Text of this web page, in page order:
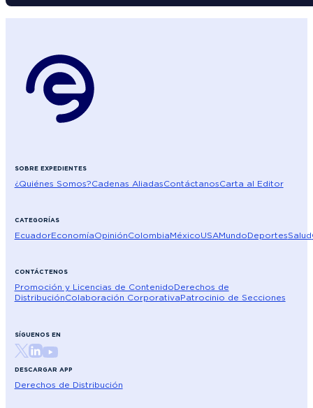
SOBRE EXPEDIENTES
¿Quiénes Somos?Cadenas AliadasContáctanosCarta al Editor
CATEGORÍAS
EcuadorEconomíaOpiniónColombiaMéxicoUSAMundoDeportesSalud
CONTÁCTENOS
Promoción y Licencias de ContenidoDerechos de
DistribuciónColaboración CorporativaPatrocinio de Secciones
SÍGUENOS EN
DESCARGAR APP
Derechos de Distribución